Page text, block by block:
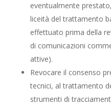
eventualmente
liceità del trattamento
effettuato prima della
di comunicazioni
attive).
Revocare il consenso
tecnici, al trattamento
strumenti di